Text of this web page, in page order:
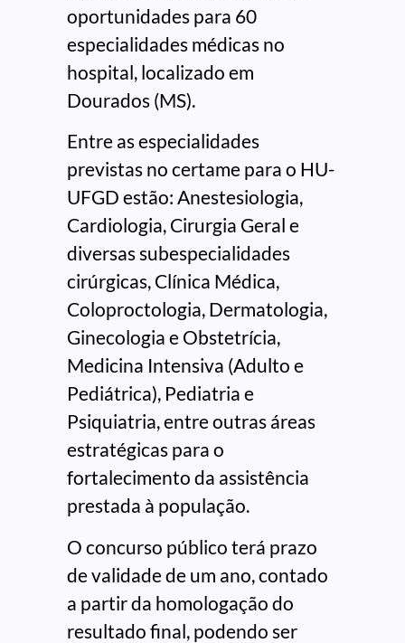
oportunidades para 60
especialidades médicas no
hospital, localizado em
Dourados (MS).
Entre as especialidades
previstas no certame para o HU-
UFGD estão: Anestesiologia,
Cardiologia, Cirurgia Geral e
diversas subespecialidades
cirúrgicas, Clínica Médica,
Coloproctologia, Dermatologia,
Ginecologia e Obstetrícia,
Medicina Intensiva (Adulto e
Pediátrica), Pediatria e
Psiquiatria, entre outras áreas
estratégicas para o
fortalecimento da assistência
prestada à população.
O concurso público terá prazo
de validade de um ano, contado
a partir da homologação do
resultado final, podendo ser